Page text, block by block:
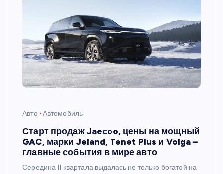
Авто Автомобиль
Старт продаж Jaecoo, цены на мощный
GAC, марки Jeland, Tenet Plus и Volga –
главные события в мире авто
Середина II квартала выдалась не только богатой на